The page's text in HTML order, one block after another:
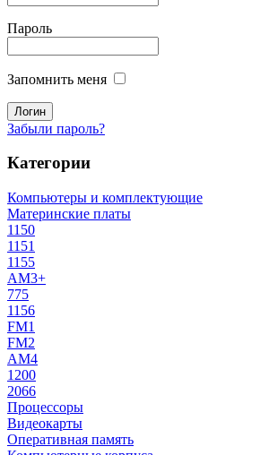
Пароль
Запомнить меня
Забыли пароль?
Категории
Компьютеры и комплектующие
Материнские платы
1150
1151
1155
AM3+
775
1156
FM1
FM2
AM4
1200
2066
Процессоры
Видеокарты
Оперативная память